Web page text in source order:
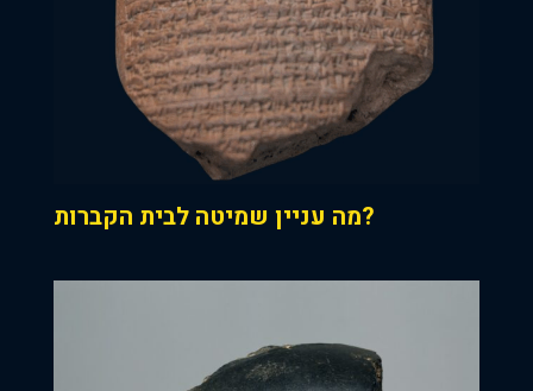
מה עניין שמיטה לבית הקברות?